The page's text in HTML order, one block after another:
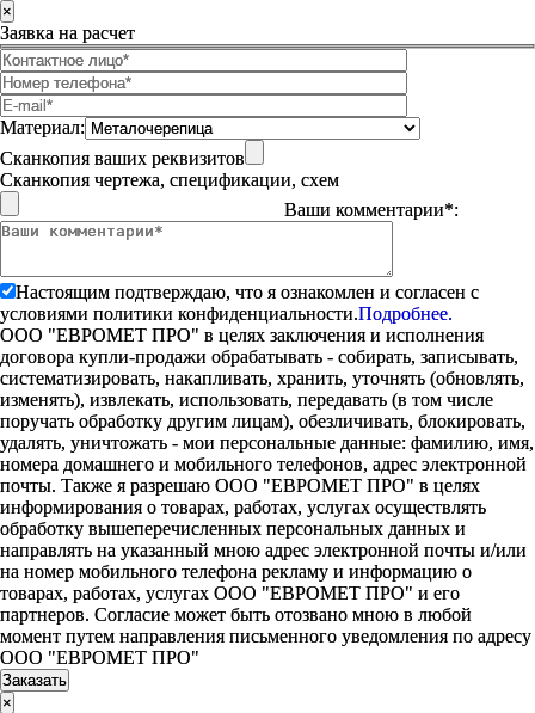
×
Заявка на расчет
Материал:
Сканкопия ваших реквизитов
Сканкопия чертежа, спецификации, схем
Ваши комментарии*:
Настоящим подтверждаю, что я ознакомлен и согласен с
условиями политики конфиденциальности.Подробнее.
ООО "ЕВРОМЕТ ПРО" в целях заключения и исполнения
договора купли-продажи обрабатывать - собирать, записывать,
систематизировать, накапливать, хранить, уточнять (обновлять,
изменять), извлекать, использовать, передавать (в том числе
поручать обработку другим лицам), обезличивать, блокировать,
удалять, уничтожать - мои персональные данные: фамилию, имя,
номера домашнего и мобильного телефонов, адрес электронной
почты. Также я разрешаю ООО "ЕВРОМЕТ ПРО" в целях
информирования о товарах, работах, услугах осуществлять
обработку вышеперечисленных персональных данных и
направлять на указанный мною адрес электронной почты и/или
на номер мобильного телефона рекламу и информацию о
товарах, работах, услугах ООО "ЕВРОМЕТ ПРО" и его
партнеров. Согласие может быть отозвано мною в любой
момент путем направления письменного уведомления по адресу
ООО "ЕВРОМЕТ ПРО"
×